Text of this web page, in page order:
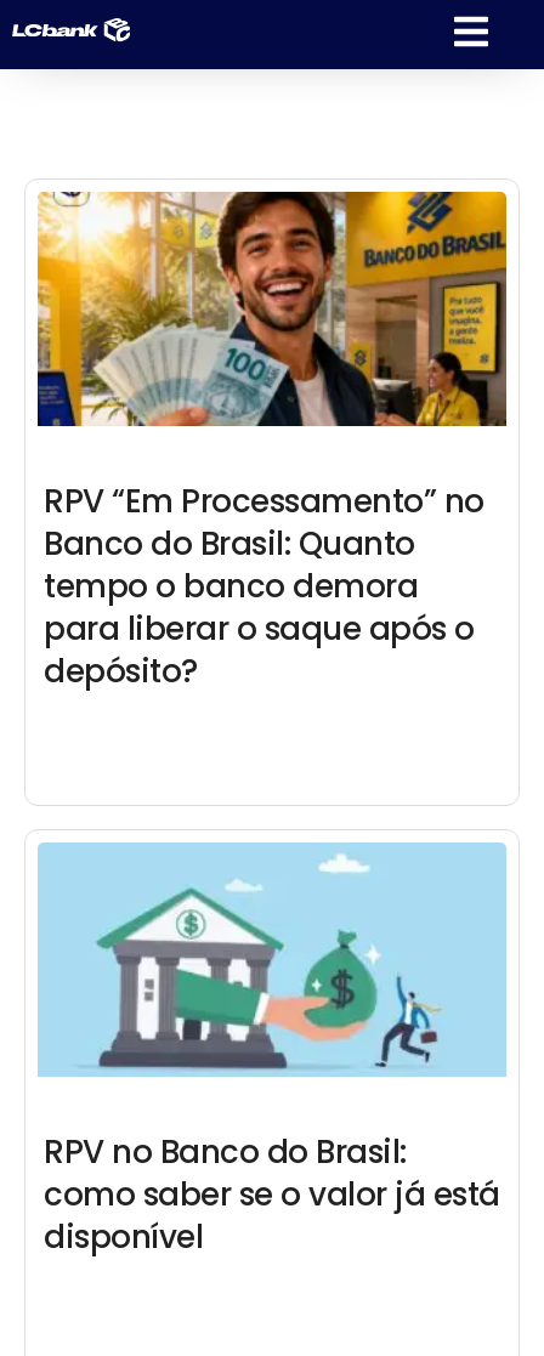
RPV “Em Processamento” no
Banco do Brasil: Quanto
tempo o banco demora
para liberar o saque após o
depósito?
RPV no Banco do Brasil:
como saber se o valor já está
disponível